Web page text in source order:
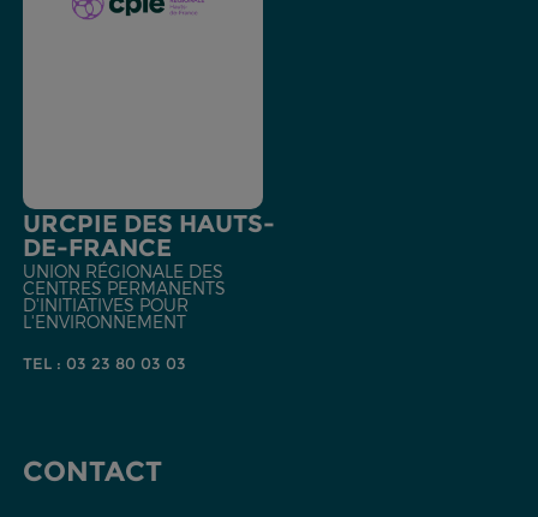
URCPIE DES HAUTS-
DE-FRANCE
UNION RÉGIONALE DES
CENTRES PERMANENTS
D'INITIATIVES POUR
L'ENVIRONNEMENT
TEL : 03 23 80 03 03
CONTACT